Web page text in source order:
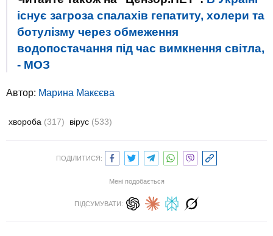
існує загроза спалахів гепатиту, холери та
ботулізму через обмеження
водопостачання під час вимкнення світла,
- МОЗ
Автор: Марина Макєєва
хвороба (317) вірус (533)
ПОДІЛИТИСЯ:
Мені подобається
ПІДСУМУВАТИ: